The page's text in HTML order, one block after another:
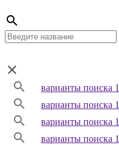
варианты поиска 1
варианты поиска 1
варианты поиска 1
варианты поиска 1